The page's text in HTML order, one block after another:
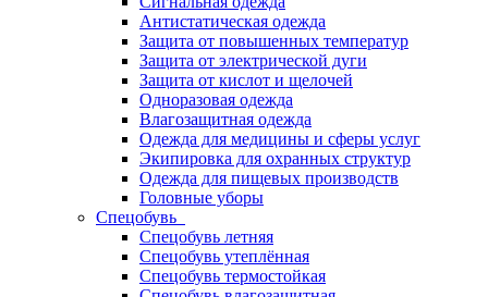
Антистатическая одежда
Защита от повышенных температур
Защита от электрической дуги
Защита от кислот и щелочей
Одноразовая одежда
Влагозащитная одежда
Одежда для медицины и сферы услуг
Экипировка для охранных структур
Одежда для пищевых производств
Головные уборы
Спецобувь
Спецобувь летняя
Спецобувь утеплённая
Спецобувь термостойкая